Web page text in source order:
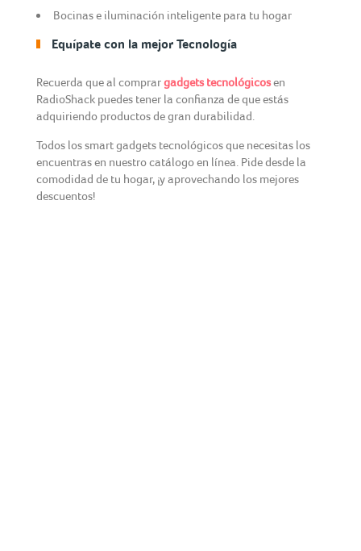
Bocinas e iluminación inteligente para tu hogar
Equípate con la mejor Tecnología
Recuerda que al comprargadgets tecnológicosen
RadioShack puedes tener la confianza de que estás
adquiriendo productos de gran durabilidad.
Todos los smart gadgets tecnológicos que necesitas los
encuentras en nuestro catálogo en línea. Pide desde la
comodidad de tu hogar, ¡y aprovechando los mejores
descuentos!